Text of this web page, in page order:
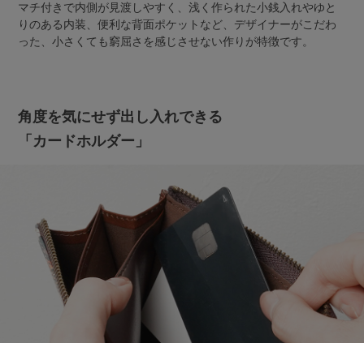
マチ付きで内側が見渡しやすく、浅く作られた小銭入れやゆと
りのある内装、便利な背面ポケットなど、デザイナーがこだわ
った、小さくても窮屈さを感じさせない作りが特徴です。
角度を気にせず出し入れできる
「カードホルダー」